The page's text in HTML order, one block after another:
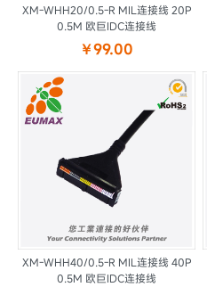
XM-WHH20/0.5-R MIL连接线 20P
0.5M 欧巨IDC连接线
￥99.00
XM-WHH40/0.5-R MIL连接线 40P
0.5M 欧巨IDC连接线